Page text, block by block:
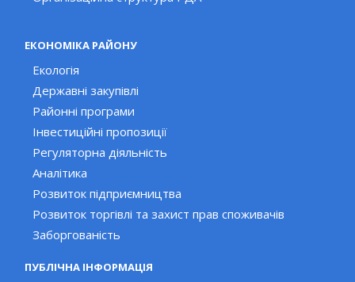
ЕКОНОМІКА РАЙОНУ
Екологія
Державні закупівлі
Районні програми
Інвестиційні пропозиції
Регуляторна діяльність
Аналітика
Розвиток підприємництва
Розвиток торгівлі та захист прав споживачів
Заборгованість
ПУБЛІЧНА ІНФОРМАЦІЯ